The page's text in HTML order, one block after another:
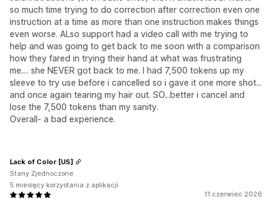
so much time trying to do correction after correction even one
instruction at a time as more than one instruction makes things
even worse. ALso support had a video call with me trying to
help and was going to get back to me soon with a comparison
how they fared in trying their hand at what was frustrating
me.... she NEVER got back to me. I had 7,500 tokens up my
sleeve to try use before i cancelled so i gave it one more shot...
and once again tearing my hair out. SO...better i cancel and
lose the 7,500 tokens than my sanity.
Overall- a bad experience.
11 czerwiec 2026
Lack of Color [US]
Stany Zjednoczone
5 miesięcy korzystania z aplikacji